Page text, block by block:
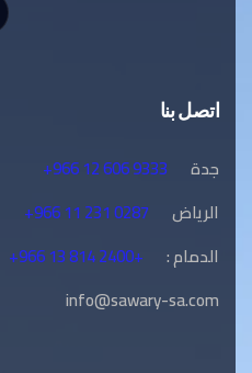
اتصل بنا
جدة
+966 12 606 9333
الرياض
+966 11 231 0287
الدمام :
+966 13 814 2400+
info@sawary-sa.com